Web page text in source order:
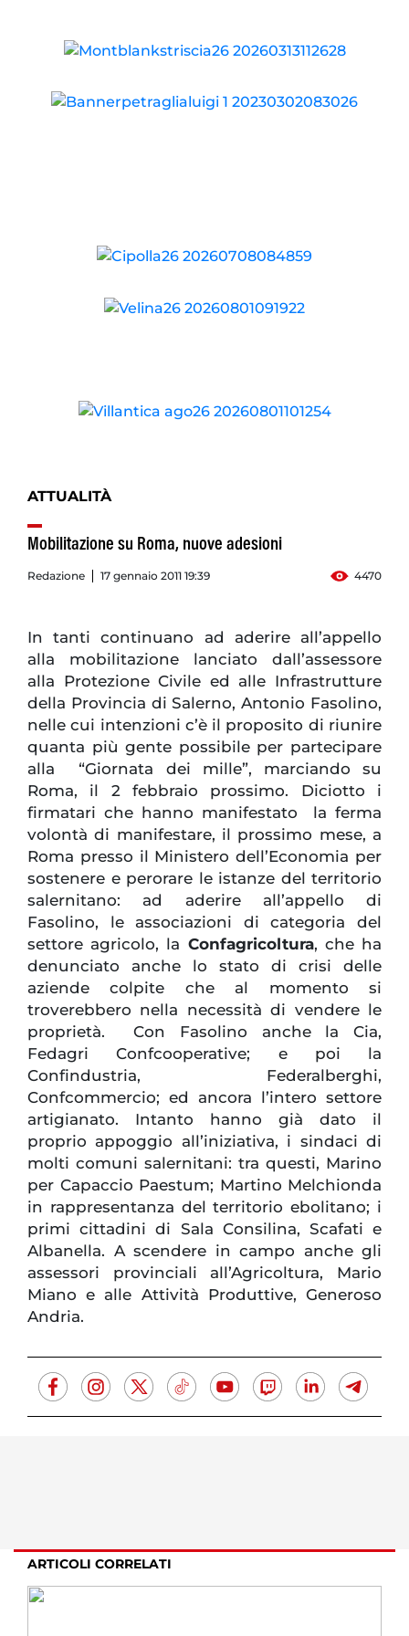
ATTUALITÀ
Mobilitazione su Roma, nuove adesioni
Redazione 17 gennaio 2011 19:39 4470
In tanti continuano ad aderire all’appello
alla mobilitazione lanciato dall’assessore
alla Protezione Civile ed alle Infrastrutture
della Provincia di Salerno, Antonio Fasolino,
nelle cui intenzioni c’è il proposito di riunire
quanta più gente possibile per partecipare
alla “Giornata dei mille”, marciando su
Roma, il 2 febbraio prossimo. Diciotto i
firmatari che hanno manifestato la ferma
volontà di manifestare, il prossimo mese, a
Roma presso il Ministero dell’Economia per
sostenere e perorare le istanze del territorio
salernitano: ad aderire all’appello di
Fasolino, le associazioni di categoria del
settore agricolo, la Confagricoltura, che ha
denunciato anche lo stato di crisi delle
aziende colpite che al momento si
troverebbero nella necessità di vendere le
proprietà. Con Fasolino anche la Cia,
Fedagri Confcooperative; e poi la
Confindustria, Federalberghi,
Confcommercio; ed ancora l’intero settore
artigianato. Intanto hanno già dato il
proprio appoggio all’iniziativa, i sindaci di
molti comuni salernitani: tra questi, Marino
per Capaccio Paestum; Martino Melchionda
in rappresentanza del territorio ebolitano; i
primi cittadini di Sala Consilina, Scafati e
Albanella. A scendere in campo anche gli
assessori provinciali all’Agricoltura, Mario
Miano e alle Attività Produttive, Generoso
Andria.
ARTICOLI CORRELATI